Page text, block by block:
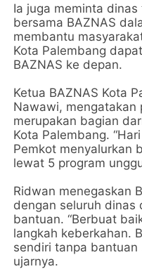
Ia juga meminta
bersama BAZNAS
membantu
Kota Palembang
BAZNAS ke depan.
Ketua BAZNAS Kota
Nawawi, mengatakan
merupakan bagian
Kota Palembang.
Pemkot menyalurkan
lewat 5 program
Ridwan menegaskan
dengan seluruh dinas
bantuan. “Berbuat
langkah keberkahan.
sendiri tanpa bantuan
ujarnya.